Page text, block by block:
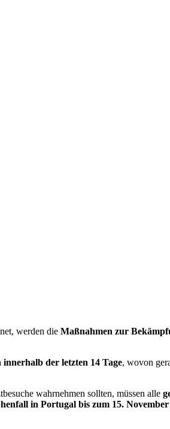
werden die Maßnahmen zur
der letzten 14 Tage, wovon
wahrnehmen sollten, müssen alle
in Portugal bis zum 15. November